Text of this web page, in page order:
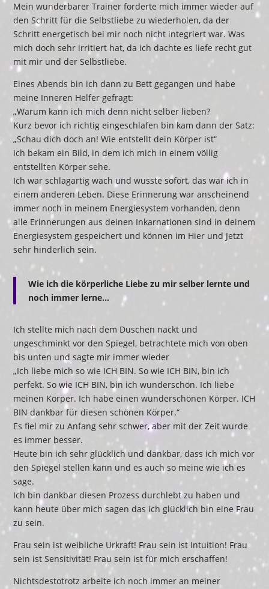
Mein wunderbarer Trainer forderte mich immer wieder auf
den Schritt für die Selbstliebe zu wiederholen, da der
Schritt energetisch bei mir noch nicht integriert war. Was
mich doch sehr irritiert hat, da ich dachte es liefe recht gut
mit mir und der Selbstliebe.
Eines Abends bin ich dann zu Bett gegangen und habe
meine Inneren Helfer gefragt:
„Warum kann ich mich denn nicht selber lieben?
Kurz bevor ich richtig eingeschlafen bin kam dann der Satz:
„Schau dich doch an! Wie entstellt dein Körper ist“
Ich bekam ein Bild, in dem ich mich in einem völlig
entstellten Körper sehe.
Ich war schlagartig wach und wusste sofort, das war ich in
einem anderen Leben. Diese Erinnerung war anscheinend
immer noch in meinem Energiesystem vorhanden, denn
alle Erinnerungen aus deinen Inkarnationen sind in deinem
Energiesystem gespeichert und können im Hier und Jetzt
sehr hinderlich sein.
Wie ich die körperliche Liebe zu mir selber lernte und
noch immer lerne…
Ich stellte mich nach dem Duschen nackt und
ungeschminkt vor den Spiegel, betrachtete mich von oben
bis unten und sagte mir immer wieder
„Ich liebe mich so wie ICH BIN. So wie ICH BIN, bin ich
perfekt. So wie ICH BIN, bin ich wunderschön. Ich liebe
meinen Körper. Ich habe einen wunderschönen Körper. ICH
BIN dankbar für diesen schönen Körper.“
Es fiel mir zu Anfang sehr schwer, aber mit der Zeit wurde
es immer besser.
Heute bin ich sehr glücklich und dankbar, dass ich mich vor
den Spiegel stellen kann und es auch so meine wie ich es
sage.
Ich bin dankbar diesen Prozess durchlebt zu haben und
kann heute über mich sagen das ich glücklich bin eine Frau
zu sein.
Frau sein ist weibliche Urkraft! Frau sein ist Intuition! Frau
sein ist Sensitivität! Frau sein ist für mich erschaffen!
Nichtsdestotrotz arbeite ich noch immer an meiner